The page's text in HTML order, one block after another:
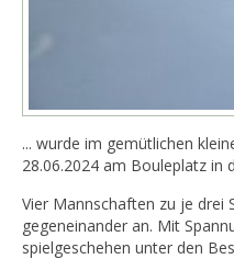
... wurde im gemütlichen
28.06.2024 am Bouleplatz in
Vier Mannschaften zu je drei
gegeneinander an. Mit
spielgeschehen unter den